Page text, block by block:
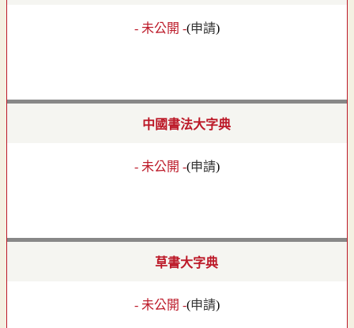
- 未公開 -(申請)
中國書法大字典
- 未公開 -(申請)
草書大字典
- 未公開 -(申請)